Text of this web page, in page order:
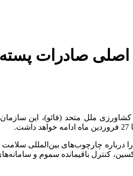
اصلی صادرات پسته
کشاورزی ملل متحد (فائو)، این
آن‌ها را درباره چارچوب‌های